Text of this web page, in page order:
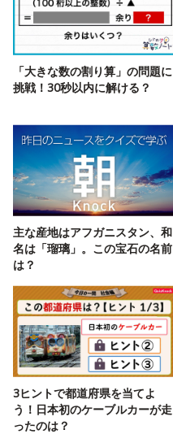
「大きな数の割り算」の問題に
挑戦！30秒以内に解ける？
主な産地はアフガニスタン、和
名は「瑠璃」。この宝石の名前
は？
3ヒントで都道府県を当てよ
う！日本初のケーブルカーが走
ったのは？